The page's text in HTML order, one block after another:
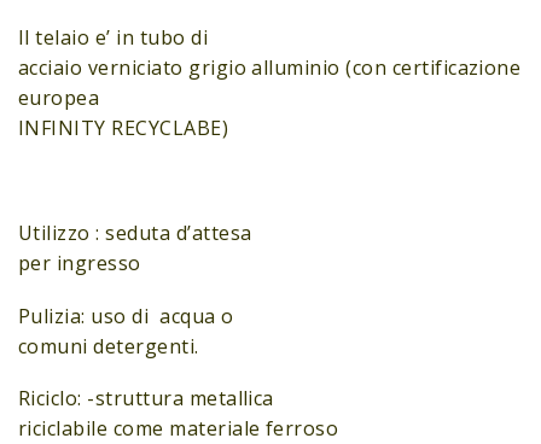
Il telaio e’ in tubo di
acciaio verniciato grigio alluminio (con certificazione
europea
INFINITY RECYCLABE)
Utilizzo : seduta d’attesa
per ingresso
Pulizia: uso di acqua o
comuni detergenti.
Riciclo: -struttura metallica
riciclabile come materiale ferroso